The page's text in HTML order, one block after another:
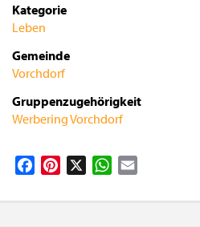
Kategorie
Leben
Gemeinde
Vorchdorf
Gruppenzugehörigkeit
Werbering Vorchdorf
FacebookPinterest WhatsApp